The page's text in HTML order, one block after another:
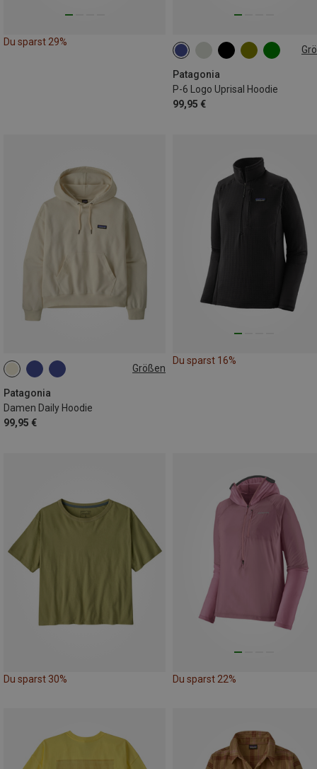
Du sparst 29%
Patagonia
P-6 Logo Uprisal Hoodie
99,95 €
XS M
XXL
Größen
Patagonia
Damen Daily Hoodie
99,95 €
XS S M
Du sparst 16%
Du sparst 30% Du sparst 22%